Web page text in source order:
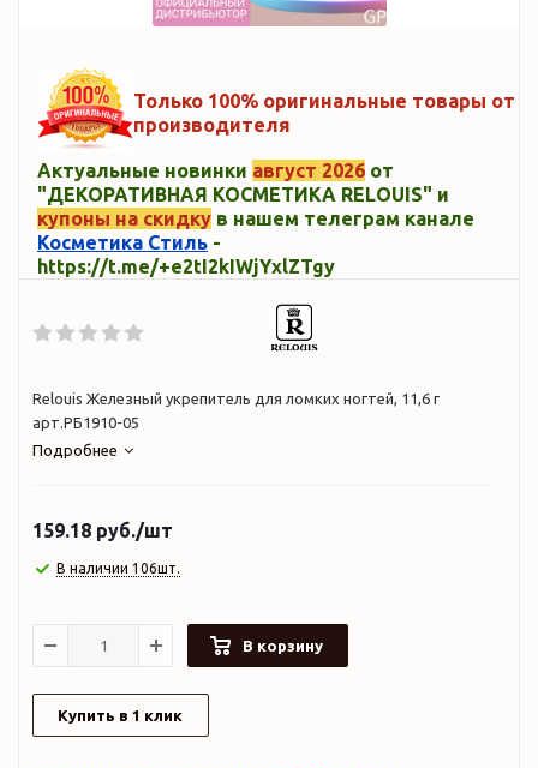
Только 100% оригинальные товары от
производителя
Актуальные новинки август 2026 от
"ДЕКОРАТИВНАЯ КОСМЕТИКА RELOUIS" и
купоны на скидку в нашем телеграм канале
Косметика Стиль -
https://t.me/+e2tI2kIWjYxlZTgy
Relouis Железный укрепитель для ломких ногтей, 11,6 г
арт.РБ1910-05
Подробнее
159.18 руб./шт
В наличии 106шт.
В корзину
Купить в 1 клик